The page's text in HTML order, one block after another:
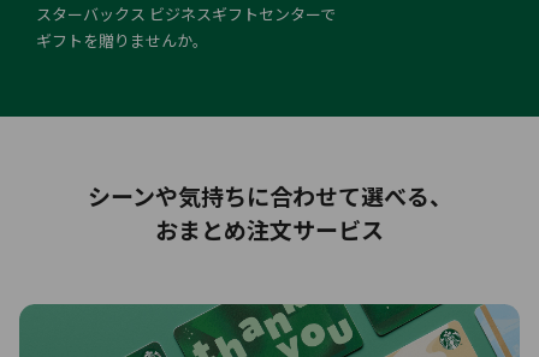
スターバックス ビジネスギフトセンターで
ギフトを贈りませんか。
シーンや気持ちに合わせて選べる、
おまとめ注文サービス